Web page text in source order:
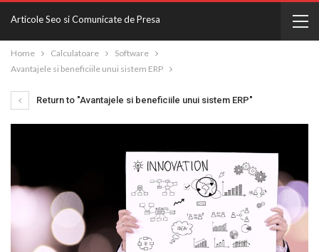
Articole Seo si Comunicate de Presa
Home Calculatoare
Software
Avantajele si beneficiile unui sistem ERP
Return to "Avantajele si beneficiile unui sistem ERP"